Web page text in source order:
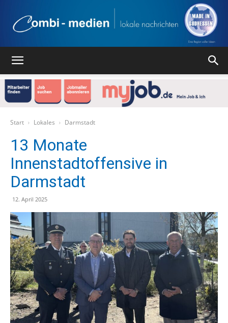
Verlag
Start Lokales Darmstadt
13 Monate
Innenstadtoffensive in
Darmstadt
12. April 2025